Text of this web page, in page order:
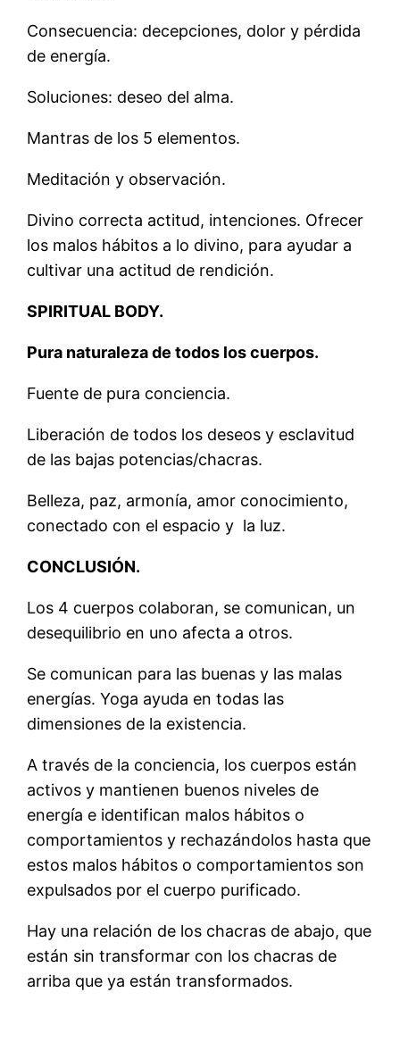
Consecuencia: decepciones, dolor y pérdida
de energía.
Soluciones: deseo del alma.
Mantras de los 5 elementos.
Meditación y observación.
Divino correcta actitud, intenciones. Ofrecer
los malos hábitos a lo divino, para ayudar a
cultivar una actitud de rendición.
SPIRITUAL BODY.
Pura naturaleza de todos los cuerpos.
Fuente de pura conciencia.
Liberación de todos los deseos y esclavitud
de las bajas potencias/chacras.
Belleza, paz, armonía, amor conocimiento,
conectado con el espacio y la luz.
CONCLUSIÓN.
Los 4 cuerpos colaboran, se comunican, un
desequilibrio en uno afecta a otros.
Se comunican para las buenas y las malas
energías. Yoga ayuda en todas las
dimensiones de la existencia.
A través de la conciencia, los cuerpos están
activos y mantienen buenos niveles de
energía e identifican malos hábitos o
comportamientos y rechazándolos hasta que
estos malos hábitos o comportamientos son
expulsados por el cuerpo purificado.
Hay una relación de los chacras de abajo, que
están sin transformar con los chacras de
arriba que ya están transformados.